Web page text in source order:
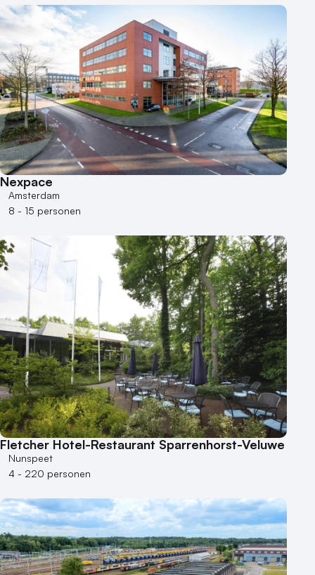
Hybride events
Industriële locatie
Kasteel en landgoed
Kleine / intieme locatie
Locaties aan zee
Museum
Theater
Varende locatie
Nexpace
Amsterdam
8 - 15 personen
Fletcher Hotel-Restaurant Sparrenhorst-Veluwe
Nunspeet
4 - 220 personen